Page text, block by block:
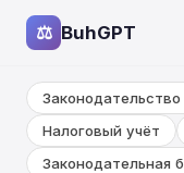
⚖ BuhGPT
Законодательство
Налоговый учёт
Законодательная